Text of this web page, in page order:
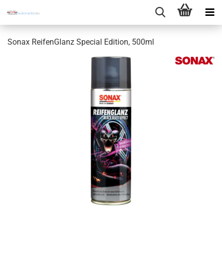
Sonax ReifenGlanz Special Edition, 500ml